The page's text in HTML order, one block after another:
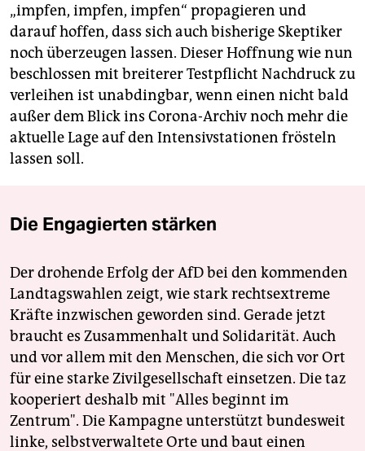
„impfen, impfen, impfen“ propagieren und
darauf hoffen, dass sich auch bisherige Skeptiker
noch überzeugen lassen. Dieser Hoffnung wie nun
beschlossen mit breiterer Testpflicht Nachdruck zu
verleihen ist unabdingbar, wenn einen nicht bald
außer dem Blick ins Corona-Archiv noch mehr die
aktuelle Lage auf den Intensivstationen frösteln
lassen soll.
Die Engagierten stärken
Der drohende Erfolg der AfD bei den kommenden
Landtagswahlen zeigt, wie stark rechtsextreme
Kräfte inzwischen geworden sind. Gerade jetzt
braucht es Zusammenhalt und Solidarität. Auch
und vor allem mit den Menschen, die sich vor Ort
für eine starke Zivilgesellschaft einsetzen. Die taz
kooperiert deshalb mit "Alles beginnt im
Zentrum". Die Kampagne unterstützt bundesweit
linke, selbstverwaltete Orte und baut einen